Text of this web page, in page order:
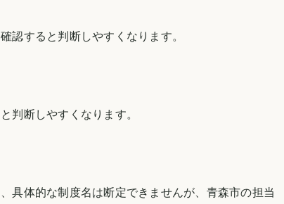
認すると判断しやすくなります。
判断しやすくなります。
具体的な制度名は断定できませんが、 青森市の担当